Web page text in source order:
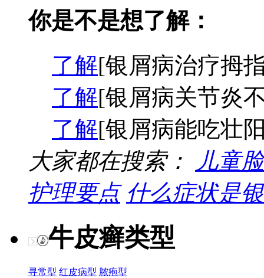
你是不是想了解：
了解[银屑病治疗拇
了解[银屑病关节炎
了解[银屑病能吃壮
大家都在搜索：
儿童
护理要点 什么症状是
牛皮癣类型
寻常型 红皮病型 脓疱型